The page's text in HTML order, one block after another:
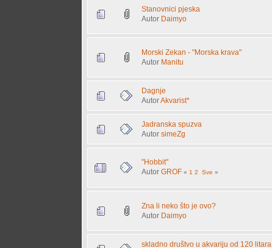
Stanovnici pjeska
Autor Daimyo
Morski Zekan - "Morska krava"
Autor Manitu
Dagnje
AutorAkvarist*
Jadranska spuzva
AutorsimeZg
"Hobbit"
AutorGROF « 1 2 Sve »
Zna li neko što je ovo?
Autor Daimyo
skladno društvo u akvariju od 120 litara